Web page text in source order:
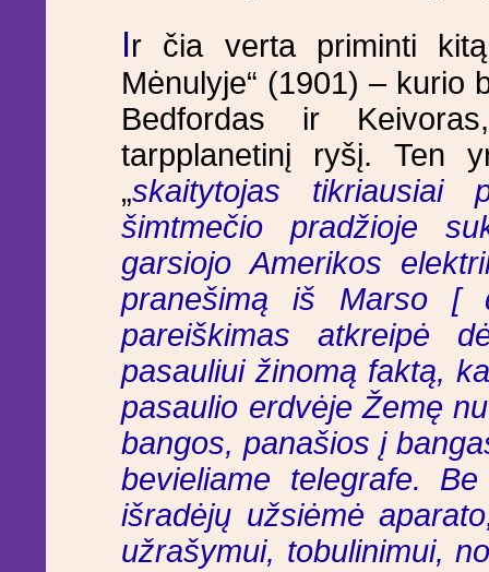
Ir čia verta priminti
Mėnulyje“ (1901) – kurio
Bedfordas ir
tarpplanetinį ryšį. Ten
„skaitytojas tikriausiai
šimtmečio pradžioje
garsiojo Amerikos
pranešimą iš Marso
pareiškimas atkreipė
pasauliui žinomą faktą,
pasaulio erdvėje Žemę
bangos, panašios į
bevieliame telegrafe.
išradėjų užsiėmė
užrašymui, tobulinimui,